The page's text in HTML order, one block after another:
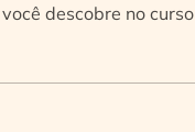
descobre no